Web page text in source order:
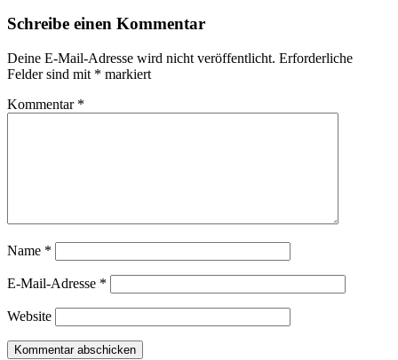
Schreibe einen Kommentar
Deine E-Mail-Adresse wird nicht veröffentlicht. Erforderliche
Felder sind mit * markiert
Kommentar *
Name *
E-Mail-Adresse *
Website